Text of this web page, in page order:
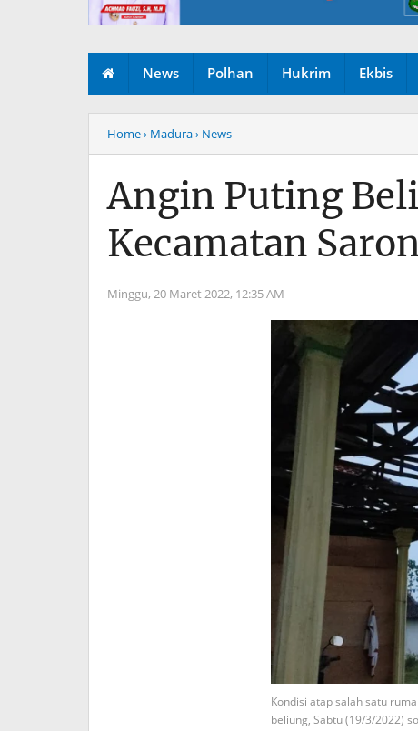
News Polhan Hukrim Ekbis
Home› Madura› News
Angin Puting
Kecamatan
Minggu, 20 Maret 2022, 12:35 AM
Kondisi atap salah satu
beliung, Sabtu (19/3/2022)